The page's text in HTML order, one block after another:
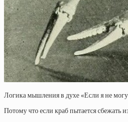
Логика мышления в духе «Если я не могу
Потому что если краб пытается сбежать